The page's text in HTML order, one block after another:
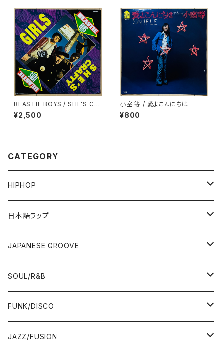
BEASTIE BOYS / SHE'S CR
AFTY
¥2,500
小室 等 / 愛よこんにちは
¥800
CATEGORY
HIPHOP
12"/7"
80'S OLD SCHOOL
EARLY 90'S MIDDLE〜NEW SCHOOL
LP
80'S OLD SCHOOL
EARLY 90'S MIDDLE〜NEW SCHOOL
日本語ラップ
12"/7"
80'S OLD SCHOOL〜EARLY 90'S
MID〜LATE 90'S
LP
80'S OLD SCHOOL〜EARLY 90'S
MID〜LATE 90'S
CD/TAPE
CD-R/DEMO/SAMPLE
JAPANESE GROOVE
LP
60'S/70'S
80'S
7"/12"
60'S/70'S
SOUL/R&B
LP
60'S/70'S
12"/7"
FUNK/DISCO
LP
JAZZ/FUSION